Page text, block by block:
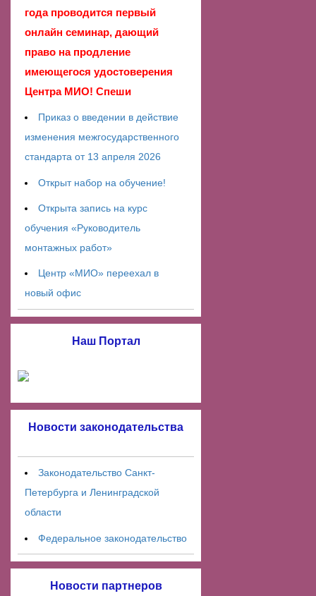
года проводится первый
онлайн семинар, дающий
право на продление
имеющегося удостоверения
Центра МИО! Спеши
Приказ о введении в действие
изменения межгосударственного
стандарта от 13 апреля 2026
Открыт набор на обучение!
Открыта запись на курс
обучения «Руководитель
монтажных работ»
Центр «МИО» переехал в
новый офис
Наш Портал
Новости законодательства
Законодательство Санкт-
Петербурга и Ленинградской
области
Федеральное законодательство
Новости партнеров